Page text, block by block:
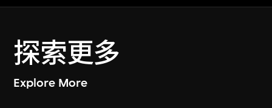
探索更多
Explore More